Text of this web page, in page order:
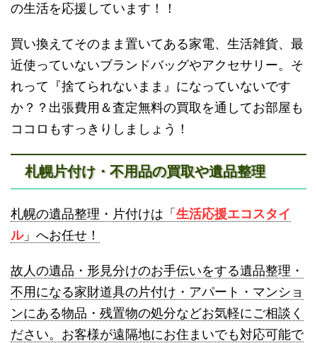
砂川不用品回収 帯広・十勝不用品回収
名寄市不用品回収 士別市不用品回収
の生活を応援しています！！
買い換えてそのまま置いてある家電、生活雑貨、最
近使っていないブランドバッグやアクセサリー。そ
れって『捨てられないまま』になっていないです
か？？出張費用＆査定無料の買取を通してお部屋も
ココロもすっきりしましょう！
札幌片付け・不用品の買取や遺品整理
札幌の遺品整理・片付けは「 生活応援エコスタイ
ル」へお任せ！
故人の遺品・形見分けのお手伝いをする遺品整理・
不用になる家財道具の片付け・アパート・マンショ
ンにある物品・残置物の処分などお気軽にご相談く
ださい。お客様が遠隔地にお住まいでも対応可能で